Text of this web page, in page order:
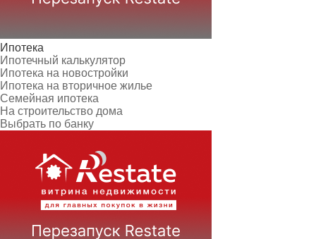
Ипотека
Ипотечный калькулятор
Ипотека на новостройки
Ипотека на вторичное жилье
Семейная ипотека
На строительство дома
Выбрать по банку